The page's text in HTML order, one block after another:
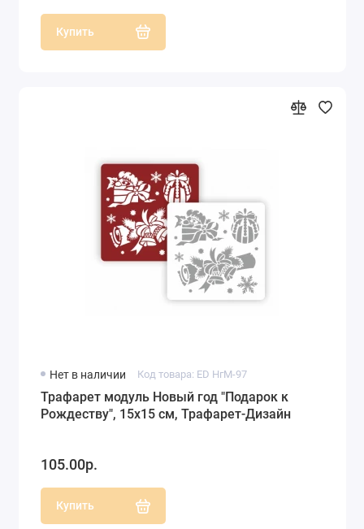
Купить
Нет в наличии Код товара: ED НгМ-97
Трафарет модуль Новый год "Подарок к
Рождеству", 15х15 см, Трафарет-Дизайн
105.00р.
Купить